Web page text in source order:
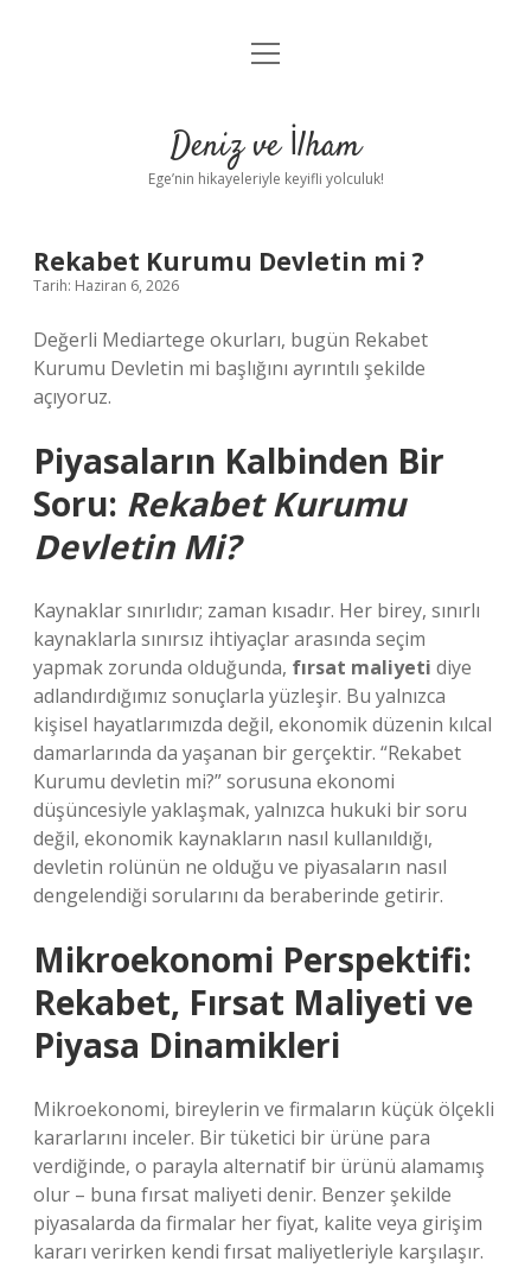
Anasayfa
Yasal Uyarı
menüyü
Deniz ve İlham
Ege’nin hikayeleriyle keyifli yolculuk!
Rekabet Kurumu Devletin mi ?
Tarih: Haziran 6, 2026
Değerli Mediartege okurları, bugün Rekabet
Kurumu Devletin mi başlığını ayrıntılı şekilde
açıyoruz.
Piyasaların Kalbinden Bir
Soru: Rekabet Kurumu
Devletin Mi?
Kaynaklar sınırlıdır; zaman kısadır. Her birey, sınırlı
kaynaklarla sınırsız ihtiyaçlar arasında seçim
yapmak zorunda olduğunda, fırsat maliyeti diye
adlandırdığımız sonuçlarla yüzleşir. Bu yalnızca
kişisel hayatlarımızda değil, ekonomik düzenin kılcal
damarlarında da yaşanan bir gerçektir. “Rekabet
Kurumu devletin mi?” sorusuna ekonomi
düşüncesiyle yaklaşmak, yalnızca hukuki bir soru
değil, ekonomik kaynakların nasıl kullanıldığı,
devletin rolünün ne olduğu ve piyasaların nasıl
dengelendiği sorularını da beraberinde getirir.
Mikroekonomi Perspektifi:
Rekabet, Fırsat Maliyeti ve
Piyasa Dinamikleri
Mikroekonomi, bireylerin ve firmaların küçük ölçekli
kararlarını inceler. Bir tüketici bir ürüne para
verdiğinde, o parayla alternatif bir ürünü alamamış
olur – buna fırsat maliyeti denir. Benzer şekilde
piyasalarda da firmalar her fiyat, kalite veya girişim
kararı verirken kendi fırsat maliyetleriyle karşılaşır.